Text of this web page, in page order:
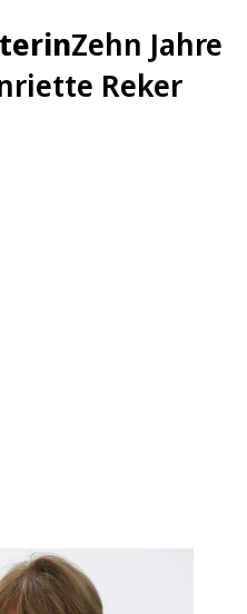
Zehn Jahre
Reker